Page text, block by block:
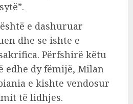
e dashuruar
dhe se ishte e
Përfshirë këtu
edhe dy fëmijë, Milan
e kishte vendosur
të lidhjes.